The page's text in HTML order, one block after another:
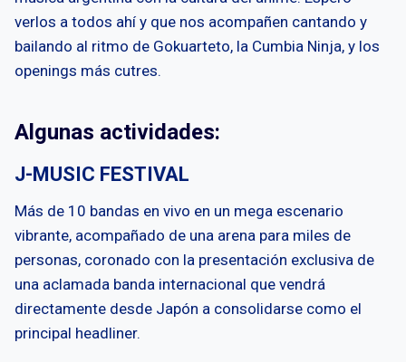
verlos a todos ahí y que nos acompañen cantando y
bailando al ritmo de Gokuarteto, la Cumbia Ninja, y los
openings más cutres.
Algunas actividades:
J-MUSIC FESTIVAL
Más de 10 bandas en vivo en un mega escenario
vibrante, acompañado de una arena para miles de
personas, coronado con la presentación exclusiva de
una aclamada banda internacional que vendrá
directamente desde Japón a consolidarse como el
principal headliner.